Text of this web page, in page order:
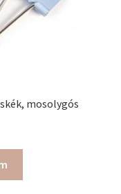
mosolygós